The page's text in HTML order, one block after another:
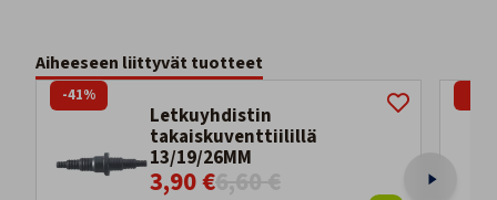
Aiheeseen liittyvät tuotteet
Letkuyhdistin
takaiskuventtiilillä
13/19/26MM
3,90 €6,60 €
-41%